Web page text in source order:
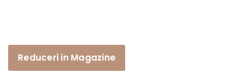
Reduceri in Magazine